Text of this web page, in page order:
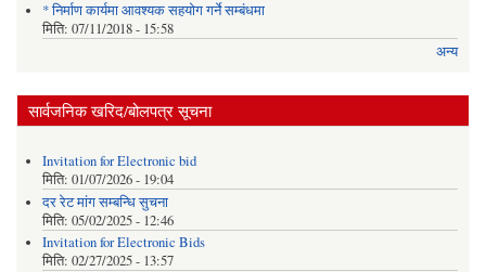
* निर्माण कार्यमा आवश्यक सहयोग गर्ने सम्बंधमा
मिति: 07/11/2018 - 15:58
अन्य
सार्वजनिक खरिद/बोलपत्र सूचना
Invitation for Electronic bid
मिति: 01/07/2026 - 19:04
दर रेट मांग सम्बन्धि सुचना
मिति: 05/02/2025 - 12:46
Invitation for Electronic Bids
मिति: 02/27/2025 - 13:57